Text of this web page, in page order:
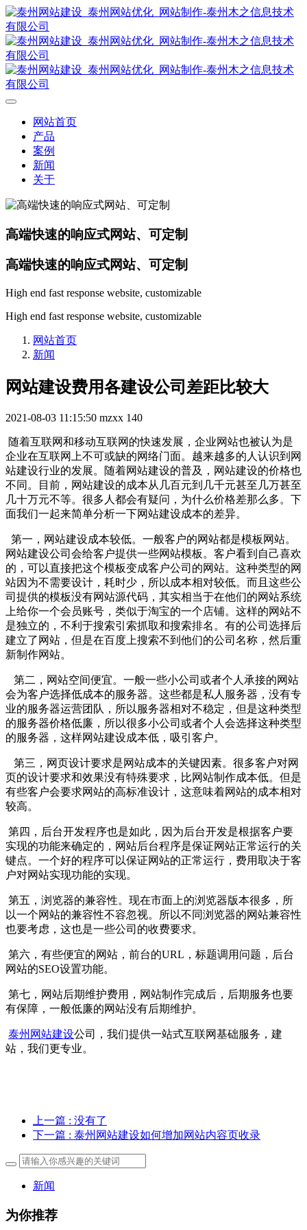
网站首页
产品
案例
新闻
关于
高端快速的响应式网站、可定制
高端快速的响应式网站、可定制
High end fast response website, customizable
High end fast response website, customizable
网站首页
新闻
网站建设费用各建设公司差距比较大
2021-08-03 11:15:50 mzxx 140
随着互联网和移动互联网的快速发展，企业网站也被认为是
企业在互联网上不可或缺的网络门面。越来越多的人认识到网
站建设行业的发展。随着网站建设的普及，网站建设的价格也
不同。目前，网站建设的成本从几百元到几千元甚至几万甚至
几十万元不等。很多人都会有疑问，为什么价格差那么多。下
面我们一起来简单分析一下网站建设成本的差异。
第一，网站建设成本较低。一般客户的网站都是模板网站。
网站建设公司会给客户提供一些网站模板。客户看到自己喜欢
的，可以直接把这个模板变成客户公司的网站。这种类型的网
站因为不需要设计，耗时少，所以成本相对较低。而且这些公
司提供的模板没有网站源代码，其实相当于在他们的网站系统
上给你一个会员账号，类似于淘宝的一个店铺。这样的网站不
是独立的，不利于搜索引索抓取和搜索排名。有的公司选择后
建立了网站，但是在百度上搜索不到他们的公司名称，然后重
新制作网站。
第二，网站空间便宜。一般一些小公司或者个人承接的网站
会为客户选择低成本的服务器。这些都是私人服务器，没有专
业的服务器运营团队，所以服务器相对不稳定，但是这种类型
的服务器价格低廉，所以很多小公司或者个人会选择这种类型
的服务器，这样网站建设成本低，吸引客户。
第三，网页设计要求是网站成本的关键因素。很多客户对网
页的设计要求和效果没有特殊要求，比网站制作成本低。但是
有些客户会要求网站的高标准设计，这意味着网站的成本相对
较高。
第四，后台开发程序也是如此，因为后台开发是根据客户要
实现的功能来确定的，网站后台程序是保证网站正常运行的关
键点。一个好的程序可以保证网站的正常运行，费用取决于客
户对网站实现功能的实现。
第五，浏览器的兼容性。现在市面上的浏览器版本很多，所
以一个网站的兼容性不容忽视。所以不同浏览器的网站兼容性
也要考虑，这也是一些公司的收费要求。
第六，有些便宜的网站，前台的URL，标题调用问题，后台
网站的SEO设置功能。
第七，网站后期维护费用，网站制作完成后，后期服务也要
有保障，一般低廉的网站没有后期维护。
泰州网站建设公司，我们提供一站式互联网基础服务，建
站，我们更专业。
上一篇 : 没有了
下一篇 : 泰州网站建设如何增加网站内容页收录
新闻
为你推荐